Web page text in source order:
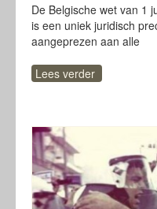
De Belgische wet van 1
is een uniek juridisch
aangeprezen aan alle
Lees verder